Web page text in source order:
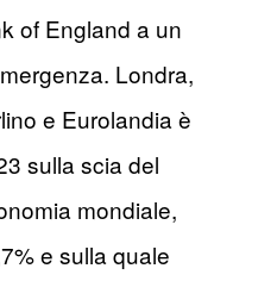
of England a un
Londra,
e Eurolandia è
sulla scia del
mondiale,
e sulla quale